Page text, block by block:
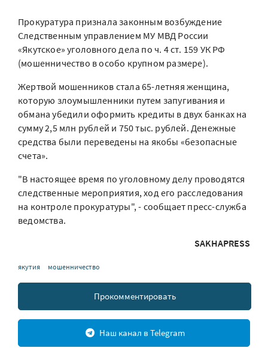
Прокуратура признала законным возбуждение
Следственным управлением МУ МВД России
«Якутское» уголовного дела по ч. 4 ст. 159 УК РФ
(мошенничество в особо крупном размере).
Жертвой мошенников стала 65-летняя женщина,
которую злоумышленники путем запугивания и
обмана убедили оформить кредиты в двух банках на
сумму 2,5 млн рублей и 750 тыс. рублей. Денежные
средства были переведены на якобы «безопасные
счета».
"В настоящее время по уголовному делу проводятся
следственные мероприятия, ход его расследования
на контроле прокуратуры", - сообщает пресс-служба
ведомства.
SAKHAPRESS
якутия мошенничество
Прокомментировать
Наш канал в Telegram